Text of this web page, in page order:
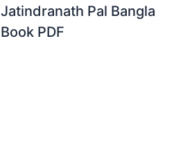
Jatindranath Pal Bangla
Book PDF